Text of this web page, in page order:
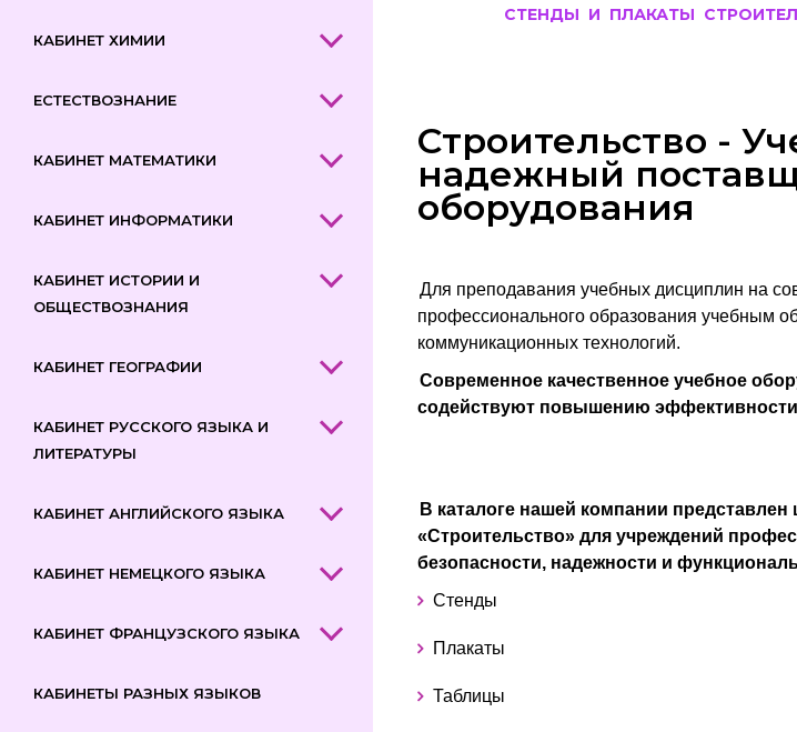
КАБИНЕТ ХИМИИ
ЕСТЕСТВОЗНАНИЕ
КАБИНЕТ МАТЕМАТИКИ
КАБИНЕТ ИНФОРМАТИКИ
КАБИНЕТ ИСТОРИИ И
ОБЩЕСТВОЗНАНИЯ
КАБИНЕТ ГЕОГРАФИИ
КАБИНЕТ РУССКОГО ЯЗЫКА И
ЛИТЕРАТУРЫ
КАБИНЕТ АНГЛИЙСКОГО ЯЗЫКА
КАБИНЕТ НЕМЕЦКОГО ЯЗЫКА
КАБИНЕТ ФРАНЦУЗСКОГО ЯЗЫКА
КАБИНЕТЫ РАЗНЫХ ЯЗЫКОВ
СТЕНДЫ И ПЛАКАТЫ
Строительство -
надежный
оборудования
Для преподавания учебных дисциплин на
профессионального образования учебным
коммуникационных технологий.
Современное качественное учебное
содействуют повышению эффективности
В каталоге нашей компании
«Строительство» для учреждений
безопасности, надежности и
Стенды
Плакаты
Таблицы